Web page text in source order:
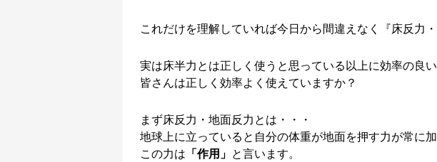
これだけを理解していれば今日から間違えなく『床反力
実は床半力とは正しく使うと思っている以上に効率の良
皆さんは正しく効率よく使えていますか？
まず床反力・地面反力とは・・・
地球上に立っていると自分の体重が地面を押す力が常に加
この力は 「作用」 と言います。